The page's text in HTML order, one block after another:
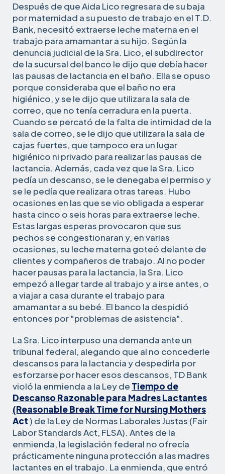
Después de que Aida Lico regresara de su baja
por maternidad a su puesto de trabajo en el T.D.
Bank, necesitó extraerse leche materna en el
trabajo para amamantar a su hijo. Según la
denuncia judicial de la Sra. Lico, el subdirector
de la sucursal del banco le dijo que debía hacer
las pausas de lactancia en el baño. Ella se opuso
porque consideraba que el baño no era
higiénico, y se le dijo que utilizara la sala de
correo, que no tenía cerradura en la puerta.
Cuando se percató de la falta de intimidad de la
sala de correo, se le dijo que utilizara la sala de
cajas fuertes, que tampoco era un lugar
higiénico ni privado para realizar las pausas de
lactancia. Además, cada vez que la Sra. Lico
pedía un descanso, se le denegaba el permiso y
se le pedía que realizara otras tareas. Hubo
ocasiones en las que se vio obligada a esperar
hasta cinco o seis horas para extraerse leche.
Estas largas esperas provocaron que sus
pechos se congestionaran y, en varias
ocasiones, su leche materna goteó delante de
clientes y compañeros de trabajo. Al no poder
hacer pausas para la lactancia, la Sra. Lico
empezó a llegar tarde al trabajo y a irse antes, o
a viajar a casa durante el trabajo para
amamantar a su bebé. El banco la despidió
entonces por "problemas de asistencia".
La Sra. Lico interpuso una demanda ante un
tribunal federal, alegando que al no concederle
descansos para la lactancia y despedirla por
esforzarse por hacer esos descansos, TD Bank
violó la enmienda a la Ley de Tiempo de
Descanso Razonable para Madres Lactantes
(Reasonable Break Time for Nursing Mothers
Act) de la Ley de Normas Laborales Justas (Fair
Labor Standards Act, FLSA). Antes de la
enmienda, la legislación federal no ofrecía
prácticamente ninguna protección a las madres
lactantes en el trabajo. La enmienda, que entró